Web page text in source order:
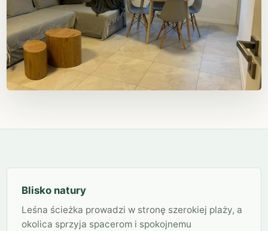
Blisko natury
Leśna ścieżka prowadzi w stronę szerokiej plaży, a
okolica sprzyja spacerom i spokojnemu